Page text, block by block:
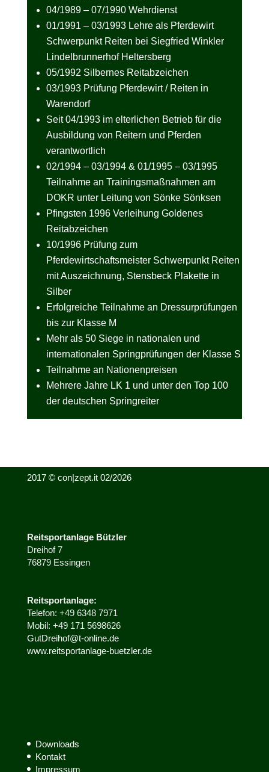
04/1989 – 07/1990 Wehrdienst
01/1991 – 03/1993 Lehre als Pferdewirt
Schwerpunkt Reiten bei Siegfried Winkler
Lindelbrunnerhof Heltersberg
05/1992 Silbernes Reitabzeichen
03/1993 Prüfung Pferdewirt / Reiten in
Warendorf
Seit 04/1993 im elterlichen Betrieb für die
Ausbildung von Reitern und Pferden
verantwortlich
02/1994 – 03/1994 & 01/1995 – 03/1995
Teilnahme an Trainingsmaßnahmen am
DOKR unter Leitung von Sönke Sönksen
Pfingsten 1996 Verleihung Goldenes
Reitabzeichen
10/1996 Prüfung zum
Pferdewirtschaftsmeister Schwerpunkt Reiten
mit Auszeichnung, Stensbeck Plakette in
Silber
Erfolgreiche Teilnahme an Dressurprüfungen
bis zur Klasse M
Mehr als 50 Siege in nationalen und
internationalen Springprüfungen der Klasse S
Teilnahme an Nationenpreisen
Mehrere Jahre LK 1 und unter den Top 100
der deutschen Springreiter
2017 © con|zept.it 02/2026
Reitsportanlage Bützler
Dreihof 7
76879 Essingen
Reitsportanlage:
Telefon: +49 6348 7971
Mobil: +49 171 5698626
GutDreihof@t-online.de
www.reitsportanlage-buetzler.de
Downloads
Kontakt
Impressum